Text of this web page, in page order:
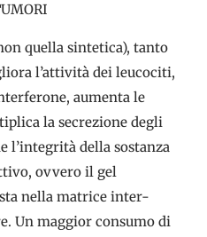
quella sintetica), tanto
l’attività dei leucociti,
aumenta le
la secrezione degli
della sostanza
ovvero il gel
nella matrice inter-
Un maggior consumo di